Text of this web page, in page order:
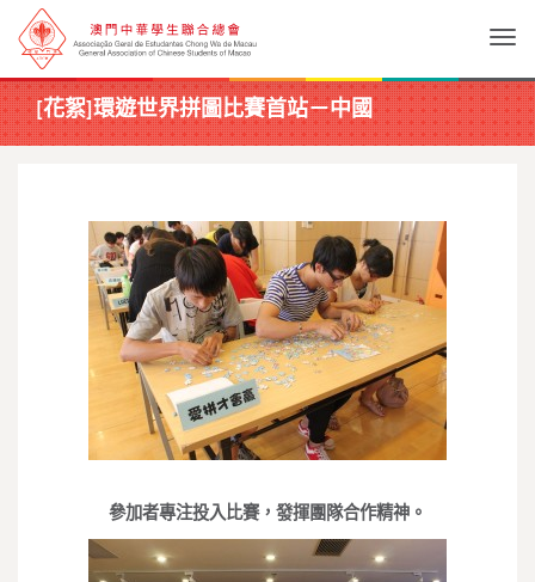
[花絮]環遊世界拼圖比賽首站－中國
參加者專注投入比賽，發揮團隊合作精神。